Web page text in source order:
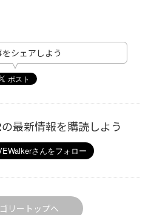
シェアしよう
の最新情報を購読しよう
リートップへ